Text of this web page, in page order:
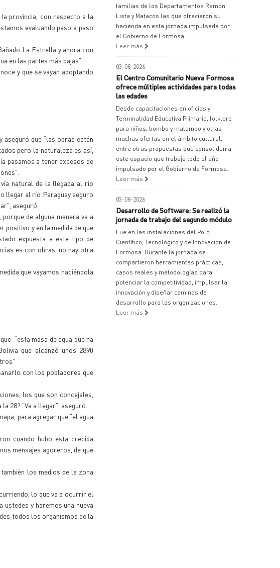
provincia, con respecto a la
evaluando paso a paso
La Estrella y ahora con
en las partes más bajas”.
y que se vayan adoptando
aseguró que “las obras están
pero la naturaleza es así,
pasamos a tener excesos de
natural de la llegada al río
llegar al río Paraguay seguro
aseguró.
de alguna manera va a
positivo y en la medida de que
expuesta a este tipo de
es con obras, no hay otra
que vayamos haciéndola
“esta masa de agua que ha
que alcanzó unos 2890
con los pobladores que
los que son concejales,
28? “Va a llegar”, aseguró.
para agregar que “el agua
cuando hubo esta crecida
mensajes agoreros, de que
los medios de la zona
lo que va a ocurrir el
y haremos una nueva
todos los organismos de la
familias de los Departamentos Ramón
Lista y Matacos las que ofrecieron su
hacienda en esta jornada impulsada por
el Gobierno de Formosa.
Leer más
03-08-2026
El Centro Comunitario Nueva Formosa
ofrece múltiples actividades para todas
las edades
Desde capacitaciones en oficios y
Terminalidad Educativa Primaria, folklore
para niños, bombo y malambo y otras
muchas ofertas en el ámbito cultural,
entre otras propuestas que consolidan a
este espacio que trabaja todo el año
impulsado por el Gobierno de Formosa.
Leer más
03-08-2026
Desarrollo de Software: Se realizó la
jornada de trabajo del segundo módulo
Fue en las instalaciones del Polo
Científico, Tecnológico y de Innovación de
Formosa. Durante la jornada se
compartieron herramientas prácticas,
casos reales y metodologías para
potenciar la competitividad, impulsar la
innovación y diseñar caminos de
desarrollo para las organizaciones.
Leer más